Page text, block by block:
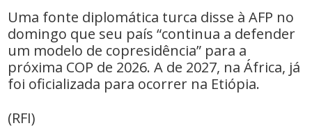
Uma fonte diplomática turca disse à AFP no
domingo que seu país “continua a defender
um modelo de copresidência” para a
próxima COP de 2026. A de 2027, na África, já
foi oficializada para ocorrer na Etiópia.
(RFI)